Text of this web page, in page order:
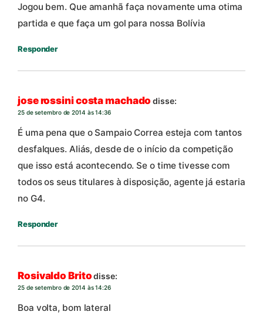
Jogou bem. Que amanhã faça novamente uma otima
partida e que faça um gol para nossa Bolívia
Responder
jose rossini costa machado disse:
25 de setembro de 2014 às 14:36
É uma pena que o Sampaio Correa esteja com tantos
desfalques. Aliás, desde de o início da competição
que isso está acontecendo. Se o time tivesse com
todos os seus titulares à disposição, agente já estaria
no G4.
Responder
Rosivaldo Brito disse:
25 de setembro de 2014 às 14:26
Boa volta, bom lateral